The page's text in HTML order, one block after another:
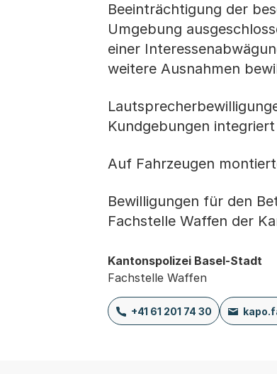
Beeinträchtigung der
Umgebung
einer
weitere Ausnahmen
Kundgebungen
Auf Fahrzeugen
Bewilligungen für den
Fachstelle Waffen der
Kantonspolizei Basel-Stadt
Fachstelle Waffen
+41 61 201 74 30